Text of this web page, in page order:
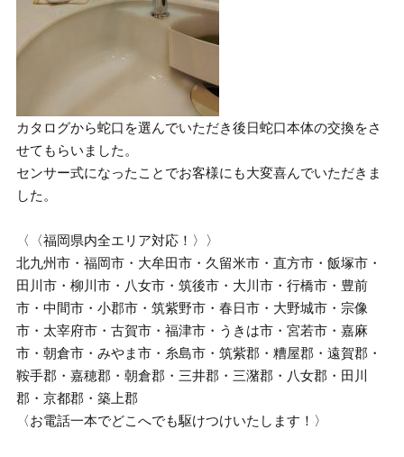
カタログから蛇口を選んでいただき後日蛇口本体の交換をさ
せてもらいました。
センサー式になったことでお客様にも大変喜んでいただきま
した。
〈〈福岡県内全エリア対応！〉〉
北九州市・福岡市・大牟田市・久留米市・直方市・飯塚市・
田川市・柳川市・八女市・筑後市・大川市・行橋市・豊前
市・中間市・小郡市・筑紫野市・春日市・大野城市・宗像
市・太宰府市・古賀市・福津市・うきは市・宮若市・嘉麻
市・朝倉市・みやま市・糸島市・筑紫郡・糟屋郡・遠賀郡・
鞍手郡・嘉穂郡・朝倉郡・三井郡・三潴郡・八女郡・田川
郡・京都郡・築上郡
〈お電話一本でどこへでも駆けつけいたします！〉